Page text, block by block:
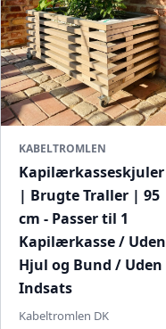
KABELTROMLEN
Kapilærkasseskjuler
| Brugte Traller | 95
cm - Passer til 1
Kapilærkasse / Uden
Hjul og Bund / Uden
Indsats
Kabeltromlen DK